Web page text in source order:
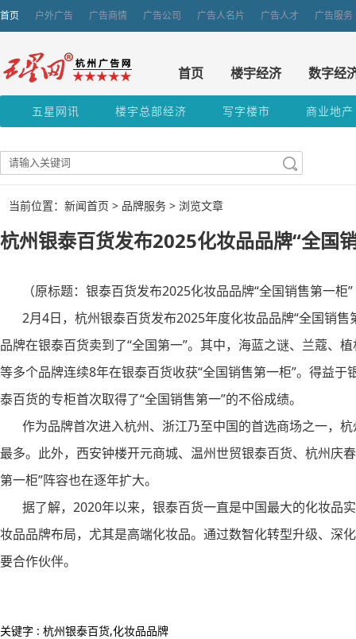
首页 户外广告 广告商情 广告公司 广告人名片 广告人才 广告服务
首页 楼宇经济 数字经
五星网讯 楼宇总部经济 写字楼市 商业地产
当前位置：新闻首页 > 品牌服务 > 浏览文章
杭州银泰百货发布2025化妆品品牌“全国
（原标题：银泰百货发布2025化妆品品牌“全国销售第一柜”
2月4日，杭州银泰百货发布2025年度化妆品品牌“全国销售
品牌在银泰百货卖到了“全国第一”。其中，海蓝之谜、兰蔻、
等多个品牌连续8年在银泰百货收获“全国销售第一柜”。得益
泰百货的专柜首次取得了“全国销售第一”的不俗成绩。
作为品牌首次进入杭州、浙江乃至中国的首选商场之一，杭
最多。此外，西安钟楼开元商城、温州世贸银泰百货、杭州庆
第一柜”阵容也在逐年扩大。
据了解，2020年以来，银泰百货一直是中国最大的化妆品
妆品品牌布局，尤其是高端化妆品。通过数智化转型升级、深
要合作伙伴。
关键字 : 杭州银泰百货,化妆品品牌